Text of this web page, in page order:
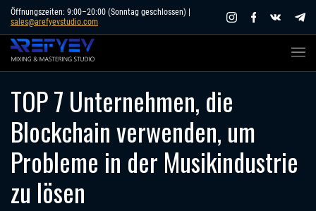
Skip
content
Öffnungszeiten: 9:00–20:00 (Sonntag geschlossen) |
sales@arefyevstudio.com
TOP 7 Unternehmen, die
Blockchain verwenden, um
Probleme in der Musikindustrie
zu lösen